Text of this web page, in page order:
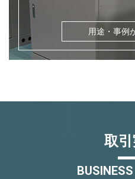
用途・事例
取